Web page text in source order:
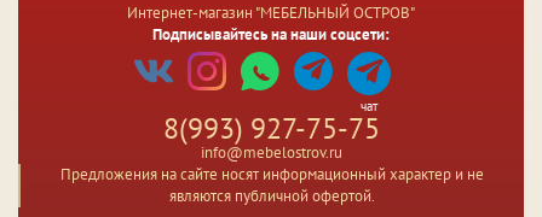
Интернет-магазин "МЕБЕЛЬНЫЙ ОСТРОВ"
Подписывайтесь на наши соцсети:
чат
8(993) 927-75-75
info@mebelostrov.ru
Предложения на сайте носят информационный характер и не
являются публичной офертой.